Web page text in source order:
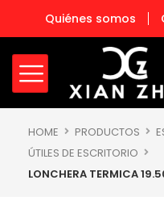
contenido
Quiénes somos
HOME PRODUCTOS
ÚTILES DE ESCRITORIO
LONCHERA TERMICA